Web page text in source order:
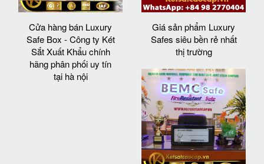
Cửa hàng bán Luxury
Safe Box - Công ty Két
Sắt Xuất Khẩu chính
hãng phân phối uy tín
tại hà nội
Giá sản phẩm Luxury
Safes siêu bền rẻ nhất
thị trường